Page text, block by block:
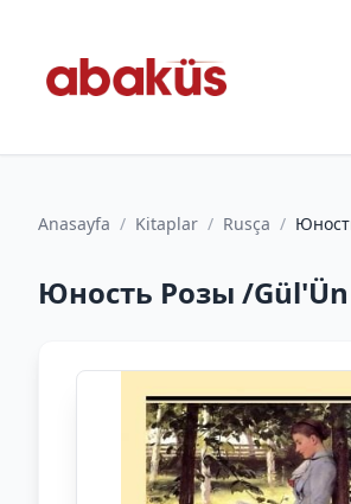
Anasayfa / Kitaplar / Rusça / Юность
Юность Розы /